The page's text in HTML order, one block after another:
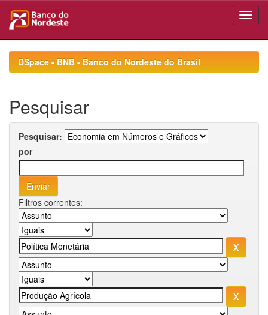
navigationDSpace - BNB - Banco do Nordeste do Brasil
Pesquisar
Pesquisar:
por
Filtros correntes: